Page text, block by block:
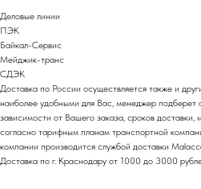
Деловые линии
ПЭК
Байкал-Сервис
Мейджик-транс
СДЭК
Доставка по России осуществляется также и
наиболее удобными для Вас, менеджер подберет
зависимости от Вашего заказа, сроков доставки,
согласно тарифным планам транспортной
компании производится службой доставки
Доставка по г. Краснодару от 1000 до 3000
350059, г.Краснодар, ул.Уральская, д.22
Фактические адреса:
г. Краснодар,
г. Москва,
ТРЦ Европолис.
Moсковская обл.,
г.о. Истра,
ул. Центральная, здание 33
График работы: